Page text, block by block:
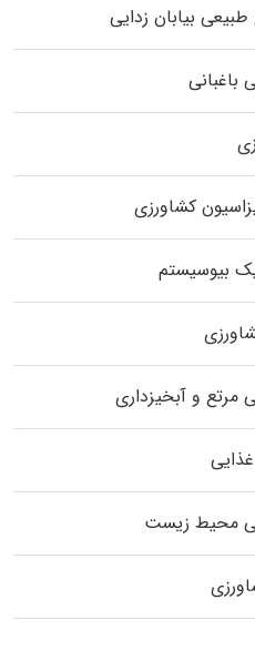
بیابان زدایی
باغبانی
کشاورزی
بیوسیستم
مرتع و آبخیزداری
محیط زیست